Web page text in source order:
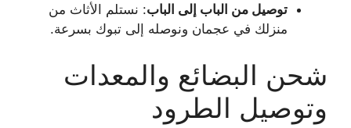
توصيل من الباب إلى الباب: نستلم الأثاث من
منزلك في عجمان ونوصله إلى تبوك بسرعة.
شحن البضائع والمعدات
وتوصيل الطرود